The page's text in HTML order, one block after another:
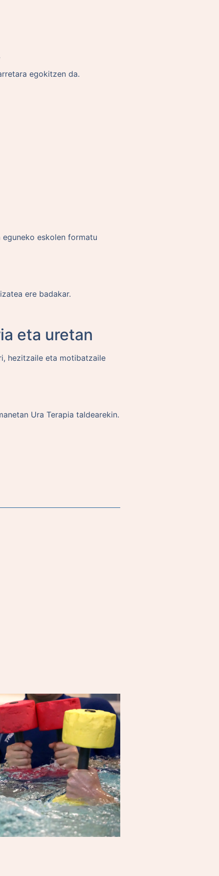
egokitzen da.
eskolen formatu
ere badakar.
eta uretan
hezitzaile eta motibatzaile
Ura Terapia taldearekin.